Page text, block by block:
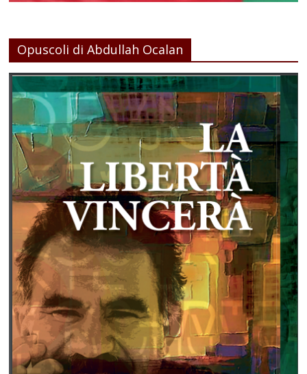
Opuscoli di Abdullah Ocalan